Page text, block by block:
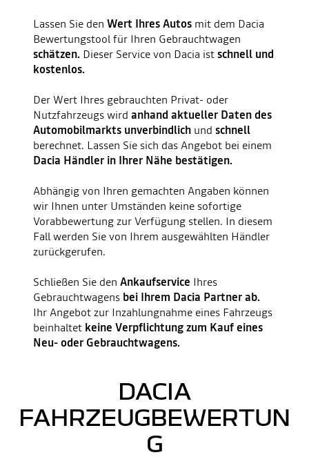
Lassen Sie den Wert Ihres Autos mit dem Dacia
Bewertungstool für Ihren Gebrauchtwagen
schätzen. Dieser Service von Dacia istschnell und
kostenlos.
Der Wert Ihres gebrauchten Privat- oder
Nutzfahrzeugs wird anhand aktueller Daten des
Automobilmarkts unverbindlich und schnell
berechnet. Lassen Sie sich das Angebot bei einem
Dacia Händler in Ihrer Nähe bestätigen.
​Abhängig von Ihren gemachten Angaben können
wir Ihnen unter Umständen keine sofortige
Vorabbewertung zur Verfügung stellen. In diesem
Fall werden Sie von Ihrem ausgewählten Händler
zurückgerufen.
Schließen Sie den Ankaufservice Ihres
Gebrauchtwagens bei Ihrem Dacia Partnerab.
Ihr Angebot zur Inzahlungnahme eines Fahrzeugs
beinhaltet keine Verpflichtung zum Kauf eines
Neu- oder Gebrauchtwagens.
DACIA
FAHRZEUGBEWERTUN
G